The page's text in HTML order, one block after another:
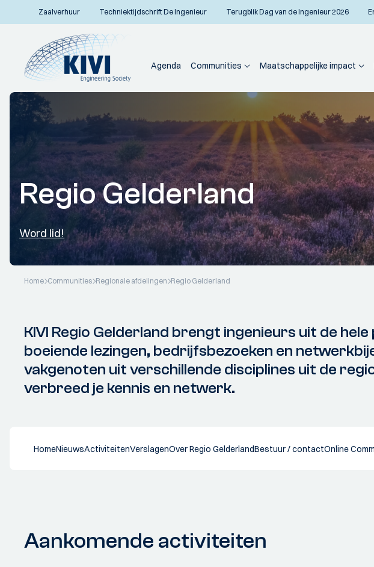
Zaalverhuur Techniektijdschrift De Ingenieur Terugblik Dag van de Ingenieur 2026
Agenda Communities Maatschappelijke impact
Regio Gelderland
Word lid!
Home Communities Regionale afdelingen Regio Gelderland
KIVI Regio Gelderland brengt ingenieurs uit de
boeiende lezingen, bedrijfsbezoeken en
vakgenoten uit verschillende disciplines uit de
verbreed je kennis en netwerk.
HomeNieuwsActiviteitenVerslagenOver Regio GelderlandBestuur / contactOnline
Aankomende activiteiten